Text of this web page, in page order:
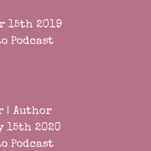
15th 2019
Podcast
| Author
15th 2020
Podcast